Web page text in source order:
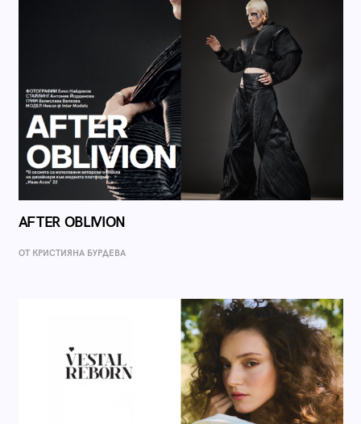
AFTER OBLIVION
ОТ КРИСТИЯНА БУРДЕВА